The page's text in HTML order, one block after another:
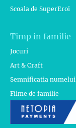
Scoala de SuperEroi
Timp in familie
Jocuri
Art & Craft
Semnificatia numelui
Filme de familie